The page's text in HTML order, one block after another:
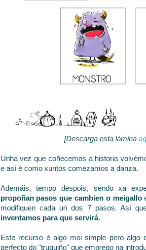
[Descarga esta lámina
Unha vez que coñecemos a historia
e así é como xuntos comezamos a danza.
Ademáis, tempo despois, sendo xa
propoñan pasos que cambien o meigallo
modifiquen cada un dos 7 pasos. Así
inventamos para que servirá.
Este recurso é algo moi simple pero algo
perfecto do "truquiño" que emprego na